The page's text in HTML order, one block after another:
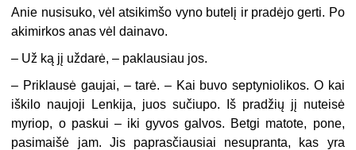
Anie nusisuko, vėl atsikimšo vyno butelį ir pradėjo gerti. Po
akimirkos anas vėl dainavo.
– Už ką jį uždarė, – paklausiau jos.
– Priklausė gaujai, – tarė. – Kai buvo septyniolikos. O kai
iškilo naujoji Lenkija, juos sučiupo. Iš pradžių jį nuteisė
myriop, o paskui – iki gyvos galvos. Betgi matote, pone,
pasimaišė jam. Jis paprasčiausiai nesupranta, kas yra